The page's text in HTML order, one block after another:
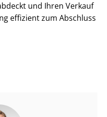
und Ihren Verkauf
effizient zum Abschluss